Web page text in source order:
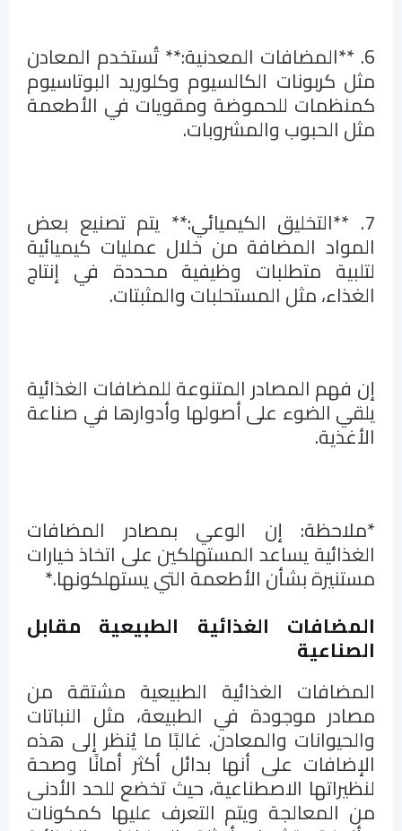
6. **المضافات المعدنية:** تُستخدم المعادن
مثل كربونات الكالسيوم وكلوريد البوتاسيوم
كمنظمات للحموضة ومقويات في الأطعمة
مثل الحبوب والمشروبات.
7. **التخليق الكيميائي:** يتم تصنيع بعض
المواد المضافة من خلال عمليات كيميائية
لتلبية متطلبات وظيفية محددة في إنتاج
الغذاء، مثل المستحلبات والمثبتات.
إن فهم المصادر المتنوعة للمضافات الغذائية
يلقي الضوء على أصولها وأدوارها في صناعة
الأغذية.
*ملاحظة: إن الوعي بمصادر المضافات
الغذائية يساعد المستهلكين على اتخاذ خيارات
مستنيرة بشأن الأطعمة التي يستهلكونها.*
المضافات الغذائية الطبيعية مقابل
الصناعية
المضافات الغذائية الطبيعية مشتقة من
مصادر موجودة في الطبيعة، مثل النباتات
والحيوانات والمعادن. غالبًا ما يُنظر إلى هذه
الإضافات على أنها بدائل أكثر أمانًا وصحة
لنظيراتها الاصطناعية، حيث تخضع للحد الأدنى
من المعالجة ويتم التعرف عليها كمكونات